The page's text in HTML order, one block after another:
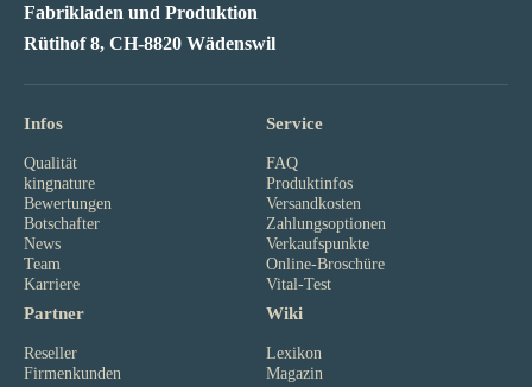
Fabrikladen und Produktion
Rütihof 8, CH-8820 Wädenswil
Infos
Qualität
kingnature
Bewertungen
Botschafter
News
Team
Karriere
Service
FAQ
Produktinfos
Versandkosten
Zahlungsoptionen
Verkaufspunkte
Online-Broschüre
Vital-Test
Partner
Reseller
Firmenkunden
Wiki
Lexikon
Magazin